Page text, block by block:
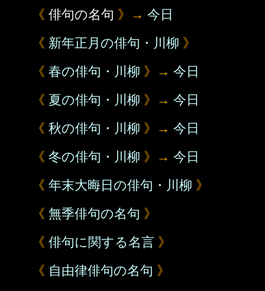
《 俳句の名句 》→ 今日
《 新年正月の俳句・川柳 》
《 春の俳句・川柳 》→ 今日
《 夏の俳句・川柳 》→ 今日
《 秋の俳句・川柳 》→ 今日
《 冬の俳句・川柳 》→ 今日
《 年末大晦日の俳句・川柳 》
《 無季俳句の名句 》
《 俳句に関する名言 》
《 自由律俳句の名句 》